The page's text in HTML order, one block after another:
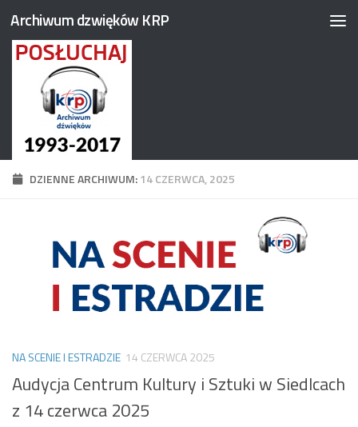
Przejdź do treści
Archiwum dzwięków KRP
DZIENNE ARCHIWUM:14 CZERWCA, 2025
NA SCENIE I ESTRADZIE 14 CZERWCA 2025
Audycja Centrum Kultury i Sztuki w Siedlcach
z 14 czerwca 2025